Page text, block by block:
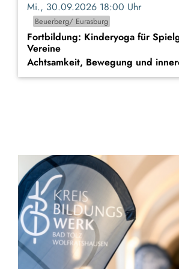
Mi., 30.09.2026 18:00 Uhr
Beuerberg/ Eurasburg
Fortbildung: Kinderyoga für
Vereine
Achtsamkeit, Bewegung und